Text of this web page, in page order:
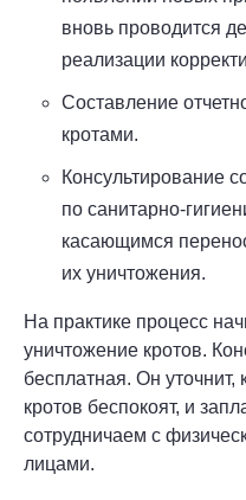
вновь проводится
реализации
Составление
кротами.
Консультирование
по санитарно-
касающимся
их уничтожения.
На практике процесс
уничтожение кротов.
бесплатная. Он уточнит,
кротов беспокоят, и
сотрудничаем с
лицами.